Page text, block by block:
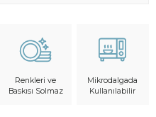
Renkleri ve
Baskısı Solmaz
Mikrodalgada
Kullanılabilir